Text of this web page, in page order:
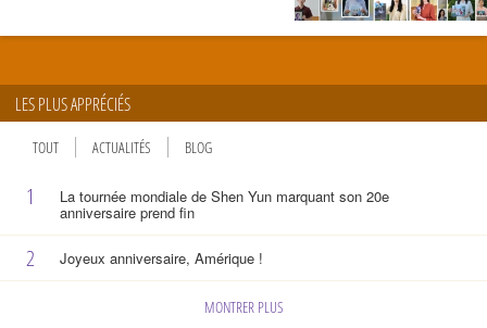
LES PLUS APPRÉCIÉS
TOUT ACTUALITÉS BLOG
1 La tournée mondiale de Shen Yun marquant son 20e
anniversaire prend fin
2 Joyeux anniversaire, Amérique !
MONTRER PLUS